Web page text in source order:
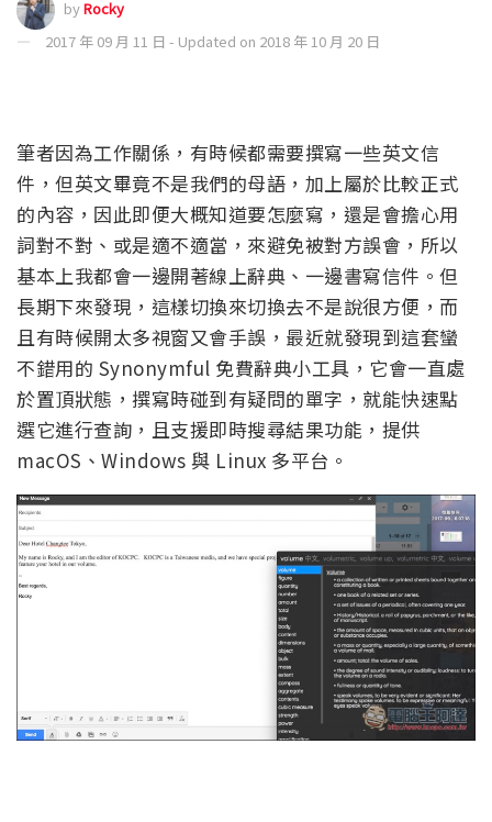
byRocky
2017 年 09 月 11 日 - Updated on 2018 年 10 月 20 日
筆者因為工作關係，有時候都需要撰寫一些英文信
件，但英文畢竟不是我們的母語，加上屬於比較正式
的內容，因此即便大概知道要怎麼寫，還是會擔心用
詞對不對、或是適不適當，來避免被對方誤會，所以
基本上我都會一邊開著線上辭典、一邊書寫信件。但
長期下來發現，這樣切換來切換去不是說很方便，而
且有時候開太多視窗又會手誤，最近就發現到這套蠻
不錯用的 Synonymful 免費辭典小工具，它會一直處
於置頂狀態，撰寫時碰到有疑問的單字，就能快速點
選它進行查詢，且支援即時搜尋結果功能，提供
macOS、Windows 與 Linux 多平台。